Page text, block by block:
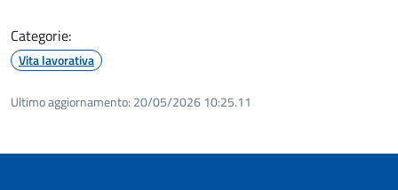
Categorie:
Vita lavorativa
Ultimo aggiornamento: 20/05/2026 10:25.11